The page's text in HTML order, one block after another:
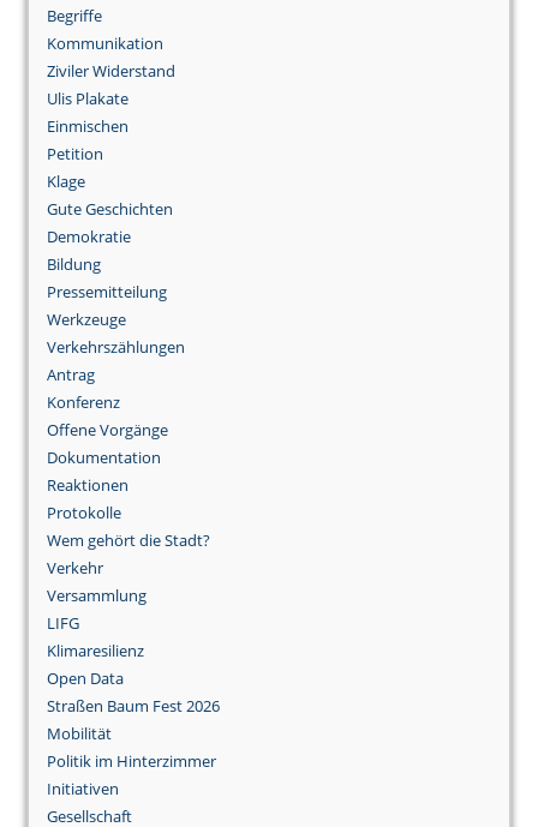
Begriffe
Kommunikation
Ziviler Widerstand
Ulis Plakate
Einmischen
Petition
Klage
Gute Geschichten
Demokratie
Bildung
Pressemitteilung
Werkzeuge
Verkehrszählungen
Antrag
Konferenz
Offene Vorgänge
Dokumentation
Reaktionen
Protokolle
Wem gehört die Stadt?
Verkehr
Versammlung
LIFG
Klimaresilienz
Open Data
Straßen Baum Fest 2026
Mobilität
Politik im Hinterzimmer
Initiativen
Gesellschaft